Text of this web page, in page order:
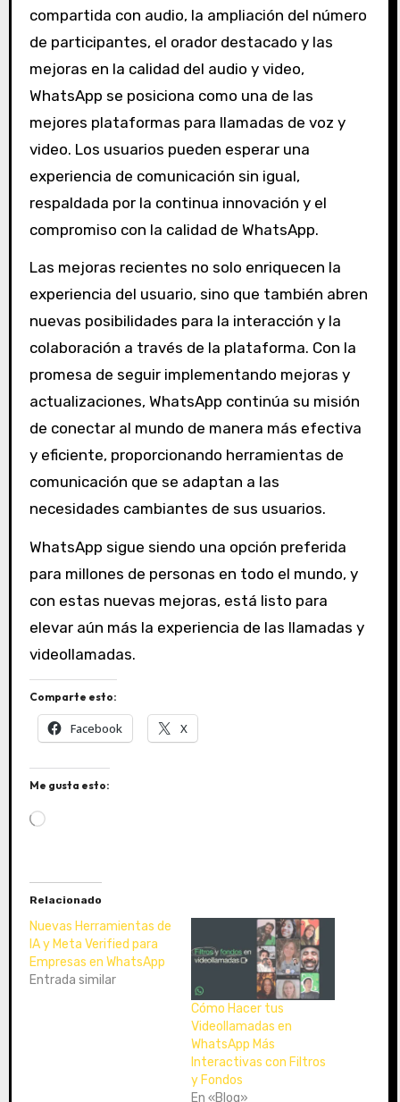
compartida con audio, la ampliación del número
de participantes, el orador destacado y las
mejoras en la calidad del audio y video,
WhatsApp se posiciona como una de las
mejores plataformas para llamadas de voz y
video. Los usuarios pueden esperar una
experiencia de comunicación sin igual,
respaldada por la continua innovación y el
compromiso con la calidad de WhatsApp.
Las mejoras recientes no solo enriquecen la
experiencia del usuario, sino que también abren
nuevas posibilidades para la interacción y la
colaboración a través de la plataforma. Con la
promesa de seguir implementando mejoras y
actualizaciones, WhatsApp continúa su misión
de conectar al mundo de manera más efectiva
y eficiente, proporcionando herramientas de
comunicación que se adaptan a las
necesidades cambiantes de sus usuarios.
WhatsApp sigue siendo una opción preferida
para millones de personas en todo el mundo, y
con estas nuevas mejoras, está listo para
elevar aún más la experiencia de las llamadas y
videollamadas.
Comparte esto:
Facebook X
Me gusta esto:
a
n
d
o
.
.
Relacionado
Nuevas Herramientas de
IA y Meta Verified para
Empresas en WhatsApp
Entrada similar
Cómo Hacer tus
Videollamadas en
WhatsApp Más
Interactivas con Filtros
y Fondos
En «Blog»